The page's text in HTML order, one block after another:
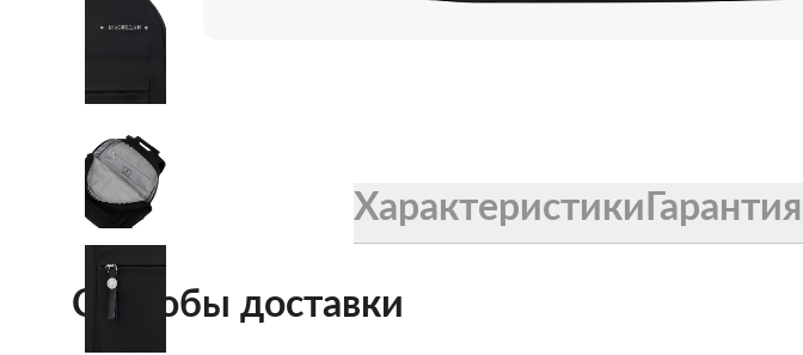
Купить подарочную карту
Женские зонты Doppler
Купить подарочную карту
ХарактеристикиГарантия
Способы доставки